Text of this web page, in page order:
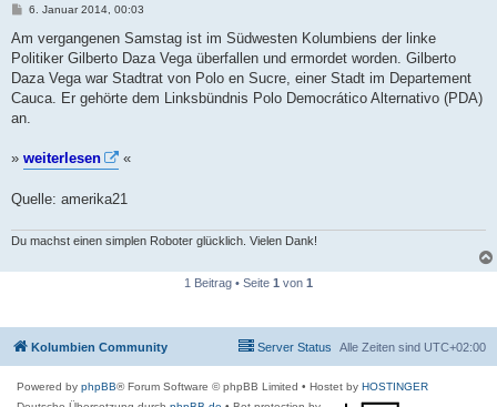
B
i
r
a
6. Januar 2014, 00:03
Am vergangenen Samstag ist im Südwesten Kolumbiens der linke
Politiker Gilberto Daza Vega überfallen und ermordet worden. Gilberto
Daza Vega war Stadtrat von Polo en Sucre, einer Stadt im Departement
Cauca. Er gehörte dem Linksbündnis Polo Democrático Alternativo (PDA)
an.
» weiterlesen «
Quelle: amerika21
Du machst einen simplen Roboter glücklich. Vielen Dank!
1 Beitrag • Seite 1 von 1
Kolumbien Community Alle Zeiten sind UTC+02:00
Server Status
Powered by phpBB® Forum Software © phpBB Limited • Hostet by HOSTINGER